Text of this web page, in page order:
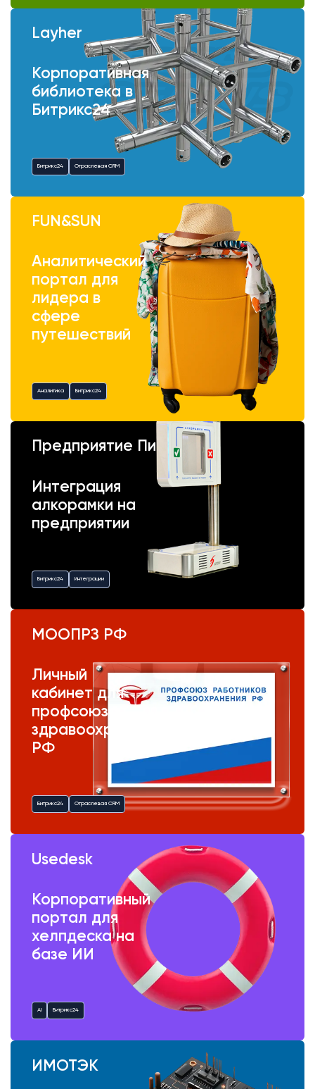
Layher
Корпоративная
библиотека в
Битрикс24
Битрикс24 Отраслевая CRM
FUN&SUN
Аналитический
портал для
лидера в
сфере
путешествий
Аналитика Битрикс24
Предприятие Пик
Интеграция
алкорамки на
предприятии
Битрикс24 Интеграции
МООПРЗ РФ
Личный
кабинет для
профсоюза
здравоохранения
РФ
Битрикс24 Отраслевая CRM
Usedesk
Корпоративный
портал для
хелпдеска на
базе ИИ
AI Битрикс24
ИМОТЭК